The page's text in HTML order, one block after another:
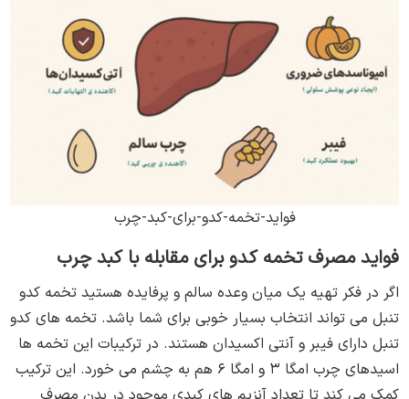
فواید-تخمه-کدو-برای-کبد-چرب
فواید مصرف تخمه کدو برای مقابله با کبد چرب
اگر در فکر تهیه یک میان وعده سالم و پرفایده هستید تخمه کدو
تنبل می تواند انتخاب بسیار خوبی برای شما باشد. تخمه های کدو
تنبل دارای فیبر و آنتی اکسیدان هستند. در ترکیبات این تخمه ها
اسیدهای چرب امگا ۳ و امگا ۶ هم به چشم می ‌خورد. این ترکیب